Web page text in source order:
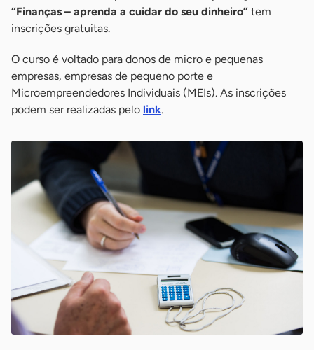
“Finanças – aprenda a cuidar do seu dinheiro” tem
inscrições gratuitas.
O curso é voltado para donos de micro e pequenas
empresas, empresas de pequeno porte e
Microempreendedores Individuais (MEIs). As inscrições
podem ser realizadas pelo link.